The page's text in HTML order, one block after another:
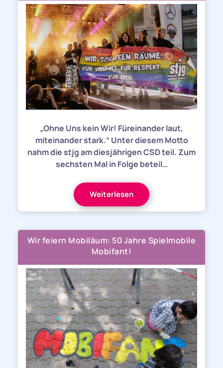
„Ohne Uns kein Wir! Füreinander laut,
miteinander stark.“ Unter diesem Motto
nahm die stjg am diesjährigen CSD teil. Zum
sechsten Mal in Folge beteil…
Weiterlesen
Wir feiern Mobiläum: 50 Jahre Spielmobile
Mobifant!